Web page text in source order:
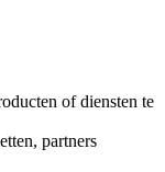
of diensten te
partners